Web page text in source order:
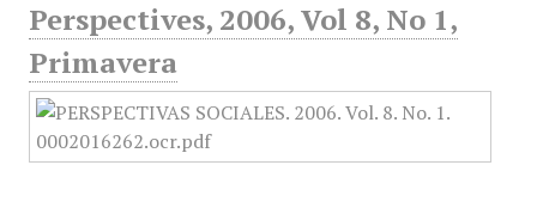
Perspectives, 2006, Vol 8, No 1,
Primavera